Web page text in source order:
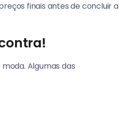
finais antes de concluir a
Algumas das